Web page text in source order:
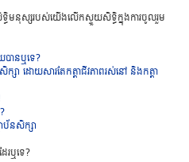
ធិ​ម​នុស្ស​របស់​យើង​លើកស្ទួ​យ​សិទ្ធិ​ក្នុង​ការ​ចូល​រួម​
យ​បានឬ​ទេ?
ា ​ដោយ​សារ​តែ​កត្តា​ជីវ​ភាព​រស់​នៅ ​និង​កត្តា​
ន​សិក្សា
រឬ​ទេ?